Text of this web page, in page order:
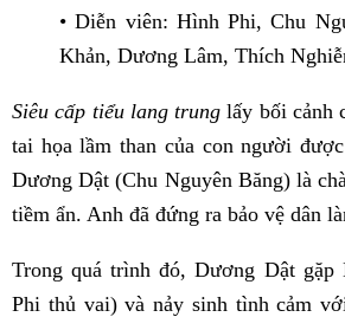
• Diễn viên: Hình Phi, Chu
Khản, Dương Lâm, Thích
Siêu cấp tiểu lang trung lấy bối cảnh
tai họa lầm than của con người
Dương Dật (Chu Nguyên Băng) là
tiềm ẩn. Anh đã đứng ra bảo vệ dân
Trong quá trình đó, Dương Dật
Phi thủ vai) và nảy sinh tình cảm